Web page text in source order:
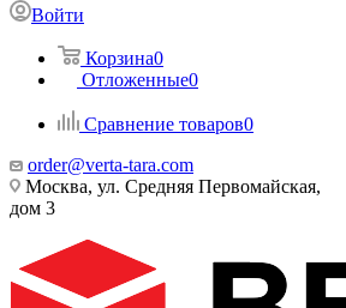
Войти
Корзина0
Отложенные0
Сравнение товаров0
order@verta-tara.com
Москва, ул. Средняя Первомайская,
дом 3